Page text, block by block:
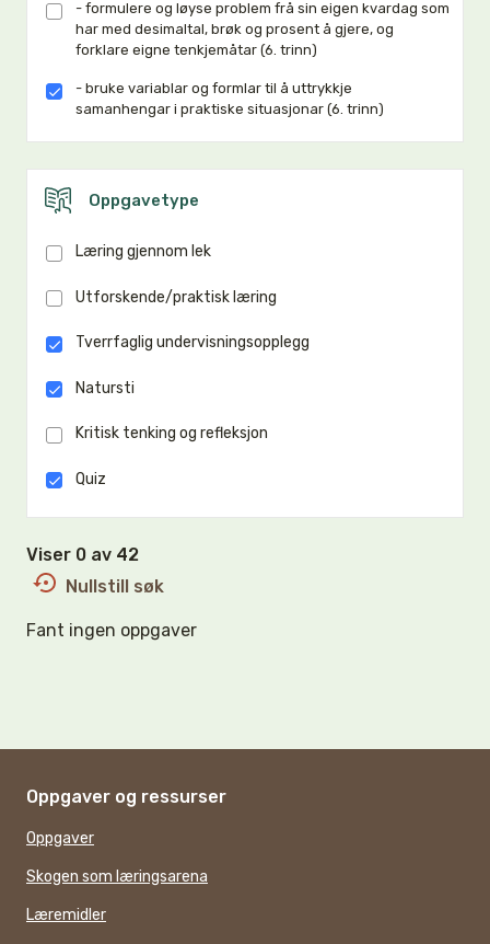
- formulere og løyse problem frå sin eigen kvardag som
har med desimaltal, brøk og prosent å gjere, og
forklare eigne tenkjemåtar (6. trinn)
- bruke variablar og formlar til å uttrykkje
samanhengar i praktiske situasjonar (6. trinn)
Oppgavetype
Læring gjennom lek
Utforskende/praktisk læring
Tverrfaglig undervisningsopplegg
Natursti
Kritisk tenking og refleksjon
Quiz
Viser 0 av 42
Nullstill søk
Fant ingen oppgaver
Oppgaver og ressurser
Oppgaver
Skogen som læringsarena
Læremidler